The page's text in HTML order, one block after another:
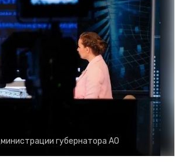
губернатора АО